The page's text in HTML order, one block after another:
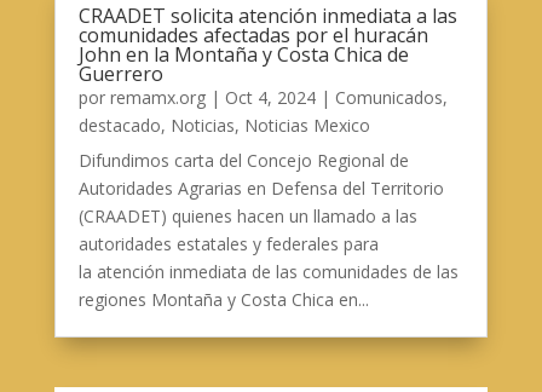
CRAADET solicita atención inmediata a las
comunidades afectadas por el huracán
John en la Montaña y Costa Chica de
Guerrero
por remamx.org| Oct 4, 2024| Comunicados,
destacado, Noticias, Noticias Mexico
Difundimos carta del Concejo Regional de
Autoridades Agrarias en Defensa del Territorio
(CRAADET) quienes hacen un llamado a las
autoridades estatales y federales para
la atención inmediata de las comunidades de las
regiones Montaña y Costa Chica en...